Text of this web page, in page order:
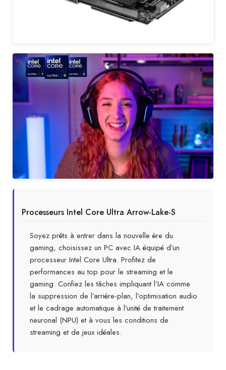
Processeurs Intel Core Ultra Arrow-Lake-S
Soyez prêts à entrer dans la nouvelle ère du
gaming, choisissez un PC avec IA équipé d’un
processeur Intel Core Ultra. Profitez de
performances au top pour le streaming et le
gaming. Confiez les tâches impliquant l’IA comme
la suppression de l’arrière-plan, l’optimisation audio
et le cadrage automatique à l’unité de traitement
neuronal (NPU) et à vous les conditions de
streaming et de jeux idéales.